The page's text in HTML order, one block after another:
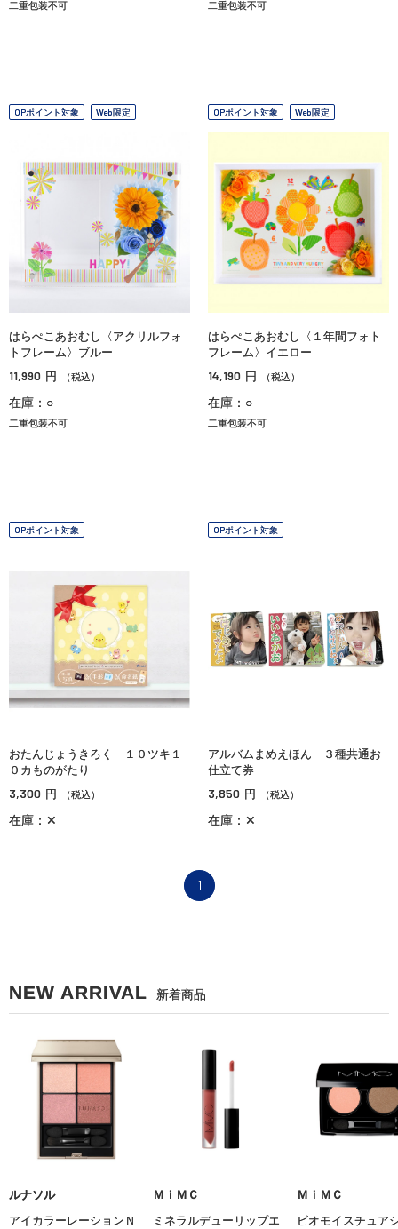
二重包装不可 二重包装不可
OPポイント対象 Web限定
はらぺこあおむし〈アクリルフォ
トフレーム〉ブルー
11,990 円 （税込）
在庫：○
二重包装不可
OPポイント対象 Web限定
はらぺこあおむし〈１年間フォト
フレーム〉イエロー
14,190 円 （税込）
在庫：○
二重包装不可
OPポイント対象
おたんじょうきろく １０ツキ１
０カものがたり
3,300 円 （税込）
在庫：✕
OPポイント対象
アルバムまめえほん ３種共通お
仕立て券
3,850 円 （税込）
在庫：✕
1
NEW ARRIVAL 新着商品
ルナソル
アイカラーレーションＮ
ＭｉＭＣ
ミネラルデューリップエ
ＭｉＭＣ
ビオモイスチュア